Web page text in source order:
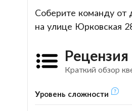
Соберите команду от
на улице Юрковская
Рецензия
Краткий обзор
Уровень сложности